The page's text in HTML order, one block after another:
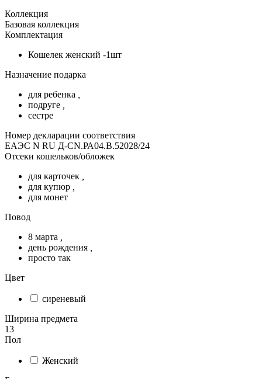
Коллекция
Базовая коллекция
Комплектация
Кошелек женский -1шт
Назначение подарка
для ребенка
подруге
сестре
Номер декларации соответствия
ЕАЭС N RU Д-CN.РА04.В.52028/24
Отсеки кошельков/обложек
для карточек
для купюр
для монет
Повод
8 марта
день рождения
просто так
Цвет
сиреневый
Ширина предмета
13
Пол
Женский